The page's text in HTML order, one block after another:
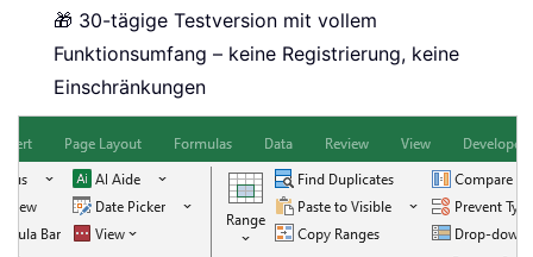
🎁 30-tägige Testversion mit vollem
Funktionsumfang – keine Registrierung, keine
Einschränkungen